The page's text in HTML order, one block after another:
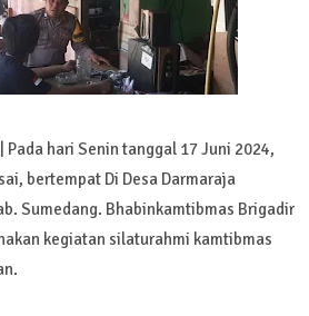
|| Pada hari Senin tanggal 17 Juni 2024,
bertempat Di Desa Darmaraja
Sumedang. Bhabinkamtibmas Brigadir
kegiatan silaturahmi kamtibmas